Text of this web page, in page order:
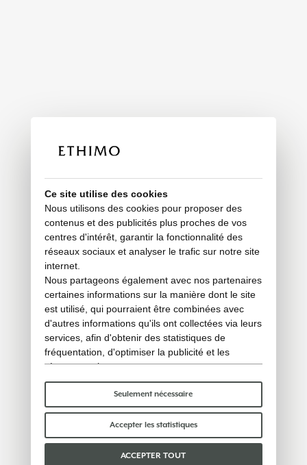
Ce site utilise des cookies
Nous utilisons des cookies pour proposer des
contenus et des publicités plus proches de vos
centres d'intérêt, garantir la fonctionnalité des
réseaux sociaux et analyser le trafic sur notre site
internet.
Nous partageons également avec nos partenaires
certaines informations sur la manière dont le site
est utilisé, qui pourraient être combinées avec
d'autres informations qu'ils ont collectées via leurs
services, afin d'obtenir des statistiques de
fréquentation, d'optimiser la publicité et les
réseaux sociaux.
Certains cookies « techniques » sont
indispensables au bon fonctionnement du site et
ne traitent ni ne partagent aucune donnée
personnelle avec des tiers. Pour en savoir plus,
vous pouvez consulter notrepolitique en matière
Seulement nécessaire
Accepter les statistiques
ACCEPTER TOUT